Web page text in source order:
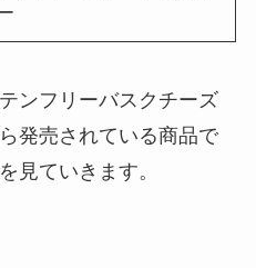
ンフリーバスクチーズ
発売されている商品で
見ていきます。